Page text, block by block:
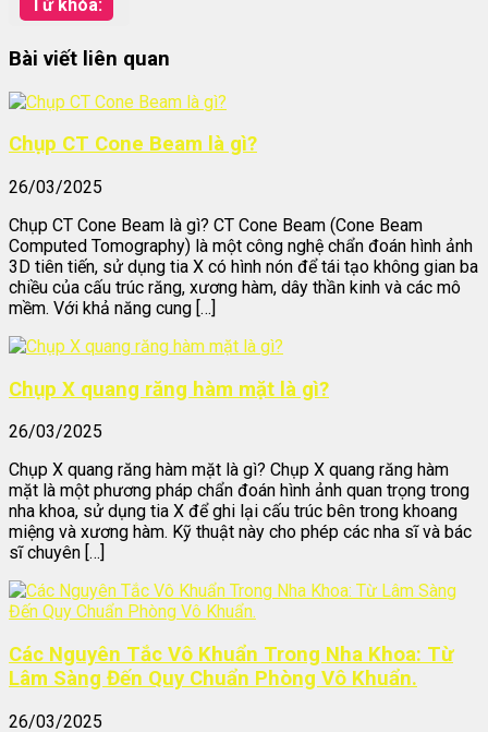
Từ khóa:
Bài viết liên quan
Chụp CT Cone Beam là gì?
26/03/2025
Chụp CT Cone Beam là gì? CT Cone Beam (Cone Beam
Computed Tomography) là một công nghệ chẩn đoán hình ảnh
3D tiên tiến, sử dụng tia X có hình nón để tái tạo không gian ba
chiều của cấu trúc răng, xương hàm, dây thần kinh và các mô
mềm. Với khả năng cung […]
Chụp X quang răng hàm mặt là gì?
26/03/2025
Chụp X quang răng hàm mặt là gì? Chụp X quang răng hàm
mặt là một phương pháp chẩn đoán hình ảnh quan trọng trong
nha khoa, sử dụng tia X để ghi lại cấu trúc bên trong khoang
miệng và xương hàm. Kỹ thuật này cho phép các nha sĩ và bác
sĩ chuyên […]
Các Nguyên Tắc Vô Khuẩn Trong Nha Khoa: Từ
Lâm Sàng Đến Quy Chuẩn Phòng Vô Khuẩn.
26/03/2025